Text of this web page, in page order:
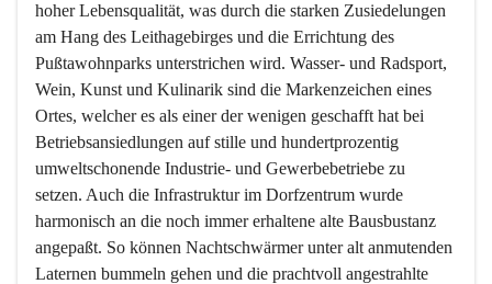
hoher Lebensqualität, was durch die starken Zusiedelungen
am Hang des Leithagebirges und die Errichtung des
Pußtawohnparks unterstrichen wird. Wasser- und Radsport,
Wein, Kunst und Kulinarik sind die Markenzeichen eines
Ortes, welcher es als einer der wenigen geschafft hat bei
Betriebsansiedlungen auf stille und hundertprozentig
umweltschonende Industrie- und Gewerbebetriebe zu
setzen. Auch die Infrastruktur im Dorfzentrum wurde
harmonisch an die noch immer erhaltene alte Bausbustanz
angepaßt. So können Nachtschwärmer unter alt anmutenden
Laternen bummeln gehen und die prachtvoll angestrahlte